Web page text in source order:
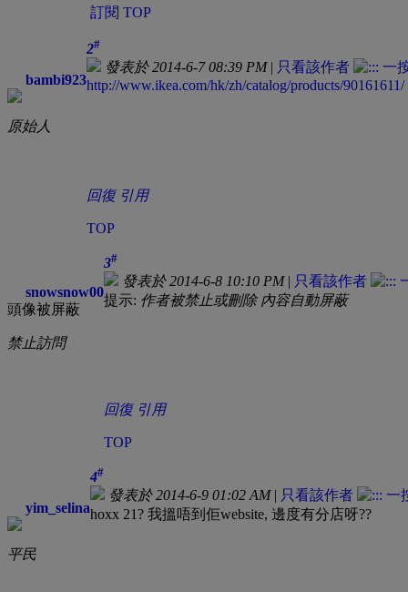
訂閱 TOP
bambi923
原始人
2#
發表於 2014-6-7 08:39 PM| 只看該作者
http://www.ikea.com/hk/zh/catalog/products/90161611/
回復 引用
TOP
snowsnow00
頭像被屏蔽
禁止訪問
3#
發表於 2014-6-8 10:10 PM| 只看該作者
提示: 作者被禁止或刪除 內容自動屏蔽
回復 引用
TOP
yim_selina
平民
4#
發表於 2014-6-9 01:02 AM| 只看該作者
hoxx 21? 我搵唔到佢website, 邊度有分店呀??